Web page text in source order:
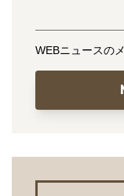
WEBニュースの